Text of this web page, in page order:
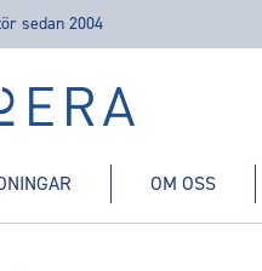
sedan 2004
Era AB
OM OSS